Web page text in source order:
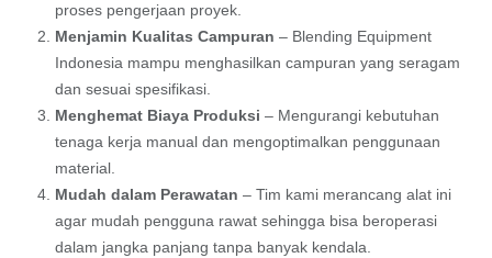
proses pengerjaan proyek.
Menjamin Kualitas Campuran – Blending Equipment
Indonesia mampu menghasilkan campuran yang seragam
dan sesuai spesifikasi.
Menghemat Biaya Produksi – Mengurangi kebutuhan
tenaga kerja manual dan mengoptimalkan penggunaan
material.
Mudah dalam Perawatan – Tim kami merancang alat ini
agar mudah pengguna rawat sehingga bisa beroperasi
dalam jangka panjang tanpa banyak kendala.